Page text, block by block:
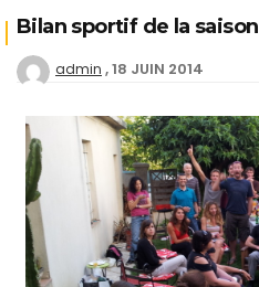
Bilan sportif de la saison
admin 18 JUIN 2014